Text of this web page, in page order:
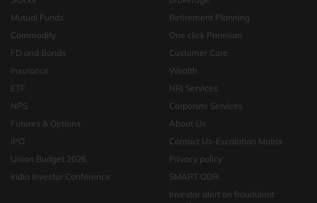
Mutual Funds
Commodity
FD and Bonds
Insurance
ETF
NPS
Futures & Options
IPO
Union Budget 2026
India Investor Conference
Retirement Planning
One click Premium
Customer Care
Wealth
NRI Services
Corporate Services
About Us
Contact Us-Escalation Matrix
Privacy policy
SMART ODR
Investor alert on fraudulent